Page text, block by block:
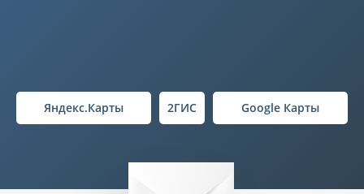
Яндекс.Карты 2ГИС Google Карты